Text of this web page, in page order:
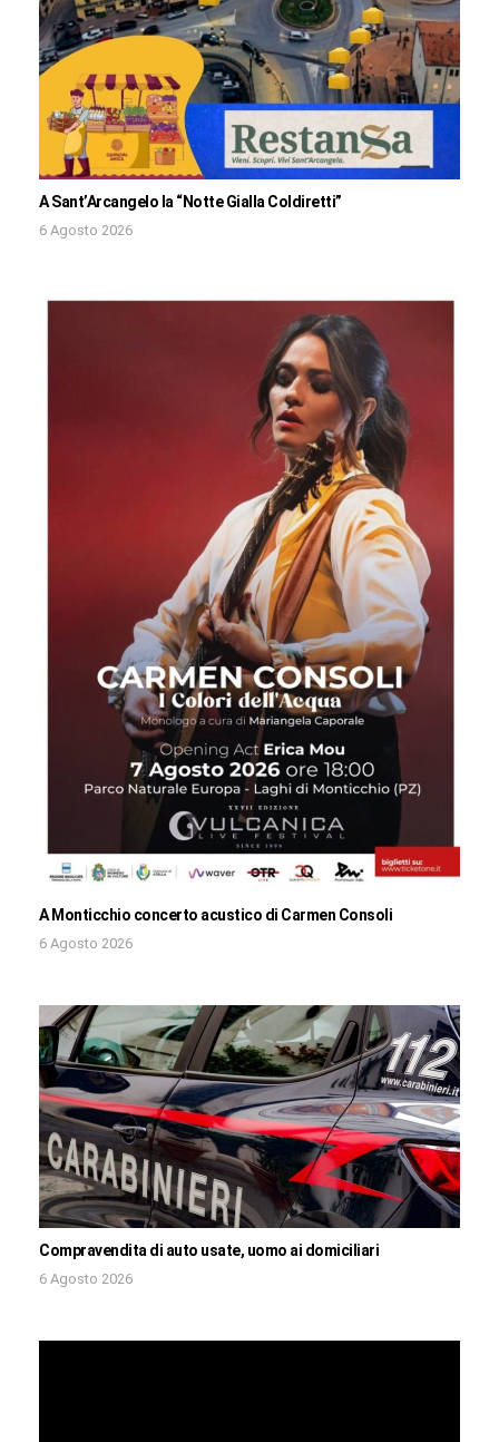
A Sant’Arcangelo la “Notte Gialla Coldiretti”
6 Agosto 2026
A Monticchio concerto acustico di Carmen Consoli
6 Agosto 2026
Compravendita di auto usate, uomo ai domiciliari
6 Agosto 2026